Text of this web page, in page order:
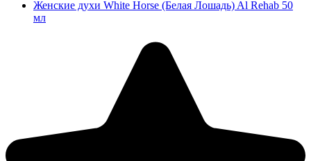
Женские духи White Horse (Белая Лошадь) Al Rehab 50
мл